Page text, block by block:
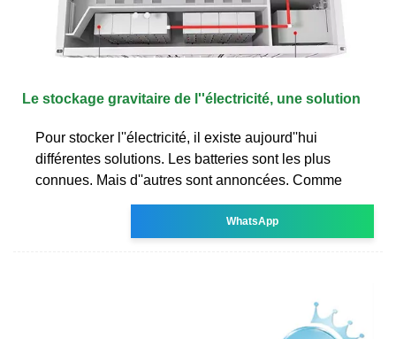
Le stockage gravitaire de l''électricité, une solution
Pour stocker l''électricité, il existe aujourd''hui
différentes solutions. Les batteries sont les plus
connues. Mais d''autres sont annoncées. Comme
WhatsApp